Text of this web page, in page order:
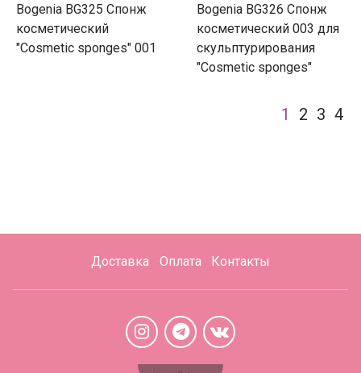
Bogenia BG325 Спонж
косметический
"Cosmetic sponges" 001
Bogenia BG326 Спонж
косметический 003 для
скульптурирования
"Cosmetic sponges"
1 2 3 4
Доставка Оплата Контакты